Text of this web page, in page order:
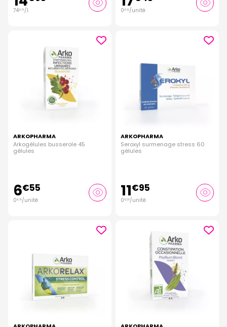
74€75/l. 0€ 12/unité
ARKOPHARMA
Arkogélules busserole 45
gélules
6€55
0€ 15/unité
ARKOPHARMA
Seroxyl surmenage stress 60
gélules
11€95
0€20/unité